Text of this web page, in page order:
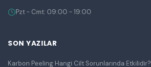
Pzt - Cmt: 09:00 - 19:00
SON YAZILAR
Karbon Peeling Hangi Cilt Sorunlarında Etkilidir?